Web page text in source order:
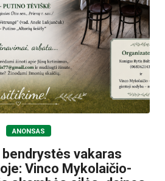
ANONSAS
vakaras
Vinco Mykolaičio-